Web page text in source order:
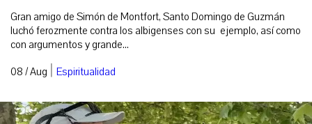
Gran amigo de Simón de Montfort, Santo Domingo de Guzmán
luchó ferozmente contra los albigenses con su ejemplo, así como
con argumentos y grande...
08 / Aug | Espiritualidad